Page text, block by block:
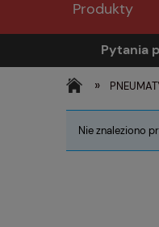
Produkty
Pytania
»
Nie znaleziono